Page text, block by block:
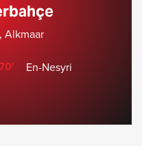
Alkmaar
En-Nesyri